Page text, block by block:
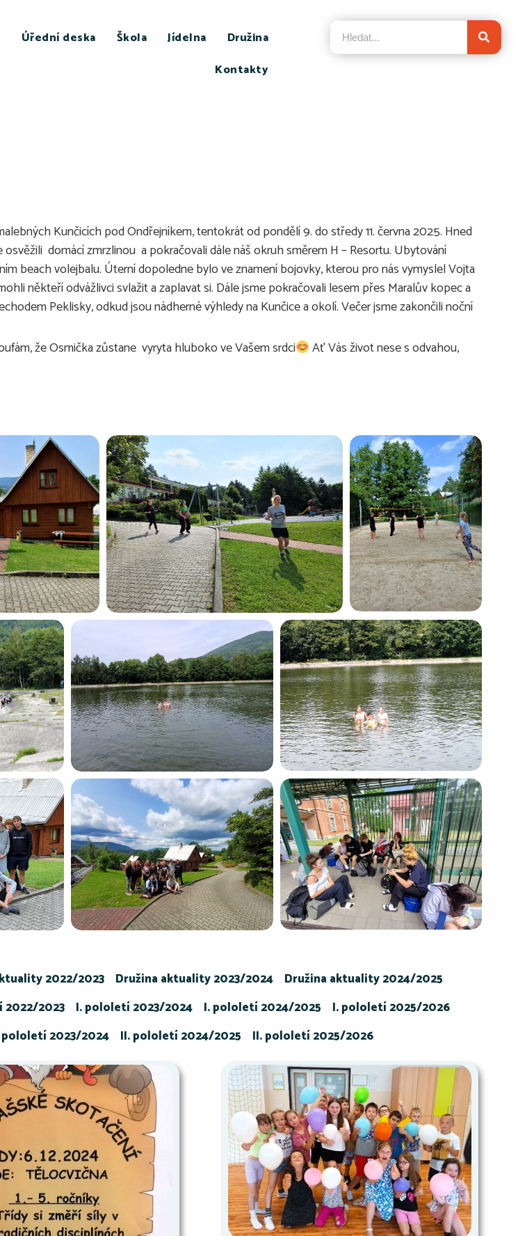
Úřední deska Škola Jídelna
Družina
Kontakty
Kunčicích pod Ondřejníkem, tentokrát od pondělí 9. do středy 11. června 2025. Hned
domácí zmrzlinou a pokračovali dále náš okruh směrem H – Resortu. Ubytování
beach volejbalu. Úterní dopoledne bylo ve znamení bojovky, kterou pro nás vymyslel Vojta
někteří odvážlivci svlažit a zaplavat si. Dále jsme pokračovali lesem přes Maralův kopec a
Peklisky, odkud jsou nádherné výhledy na Kunčice a okolí. Večer jsme zakončili noční
že Osmička zůstane vyryta hluboko ve Vašem srdci
Ať Vás život nese s odvahou,
2022/2023 Družina aktuality 2023/2024
Družina aktuality 2024/2025
2023 I. pololetí 2023/2024 I. pololetí 2024/2025
I. pololetí 2025/2026
pololetí 2023/2024 II. pololetí 2024/2025 II. pololetí 2025/2026